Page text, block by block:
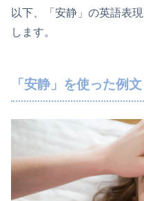
以下、「安静」の英語表
します。
「安静」を使った例文